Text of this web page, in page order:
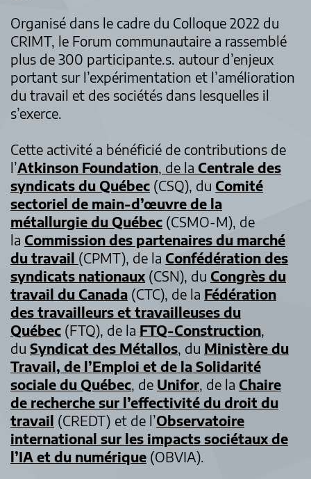
Organisé dans le cadre du Colloque 2022 du
CRIMT, le Forum communautaire a rassemblé
plus de 300 participante.s. autour d’enjeux
portant sur l’expérimentation et l’amélioration
du travail et des sociétés dans lesquelles il
s’exerce.
Cette activité a bénéficié de contributions de
l’Atkinson Foundation, de la Centrale des
syndicats du Québec (CSQ), du Comité
sectoriel de main-d’œuvre de la
métallurgie du Québec (CSMO-M), de
la Commission des partenaires du marché
du travail (CPMT), de la Confédération des
syndicats nationaux (CSN), du Congrès du
travail du Canada (CTC), de la Fédération
des travailleurs et travailleuses du
Québec (FTQ), de la FTQ-Construction,
du Syndicat des Métallos, du Ministère du
Travail, de l’Emploi et de la Solidarité
sociale du Québec, de Unifor, de la Chaire
de recherche sur l’effectivité du droit du
travail (CREDT) et de l’Observatoire
international sur les impacts sociétaux de
l’IA et du numérique (OBVIA).